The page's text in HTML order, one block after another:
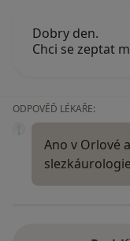
Dobry den.
Chci se zeptat
ODPOVĚĎ LÉKAŘE:
Ano v Orlové
slezkáurologie